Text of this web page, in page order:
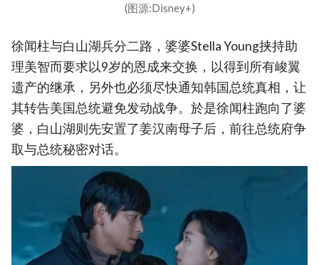
(图源:Disney+)
徐闻柱与白山湖兵分二路，婆婆Stella Young挟持助
理美智而要求以9岁的恩成来交换，以得到所有峻翼
遗产的继承，另外也必须尽快通知韩国总统真相，让
其转告美国总统避免发动战争。於是徐闻柱跑向了婆
婆，白山湖则先安置了姜汉南母子后，前往总统府争
取与总统秘密对话。